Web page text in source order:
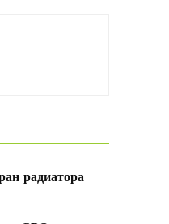
радиатора